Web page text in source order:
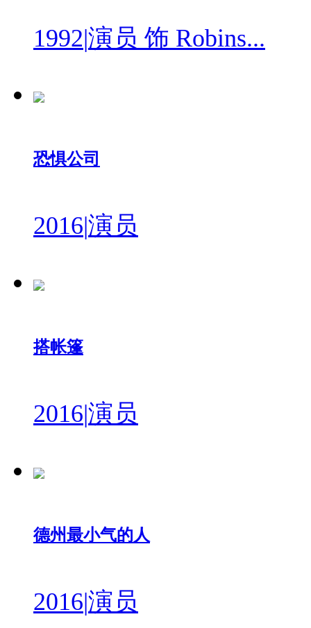
1992|演员 饰 Robins...
恐惧公司
2016|演员
搭帐篷
2016|演员
德州最小气的人
2016|演员